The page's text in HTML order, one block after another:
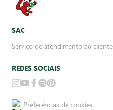
SAC
Serviço de atendimento ao cliente
REDES SOCIAIS
Preferências de cookies